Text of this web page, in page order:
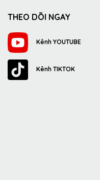
THEO DÕI NGAY
Kênh YOUTUBE
Kênh TIKTOK